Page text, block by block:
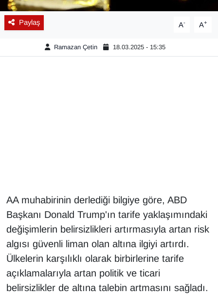
Paylaş A- A+
Ramazan Çetin 18.03.2025 - 15:35
AA muhabirinin derlediği bilgiye göre, ABD
Başkanı Donald Trump'ın tarife yaklaşımındaki
değişimlerin belirsizlikleri artırmasıyla artan risk
algısı güvenli liman olan altına ilgiyi artırdı.
Ülkelerin karşılıklı olarak birbirlerine tarife
açıklamalarıyla artan politik ve ticari
belirsizlikler de altına talebin artmasını sağladı.
EKONOMİ
HABERDE İNSAN
İngilizce
Kadın
Kamu Alımları